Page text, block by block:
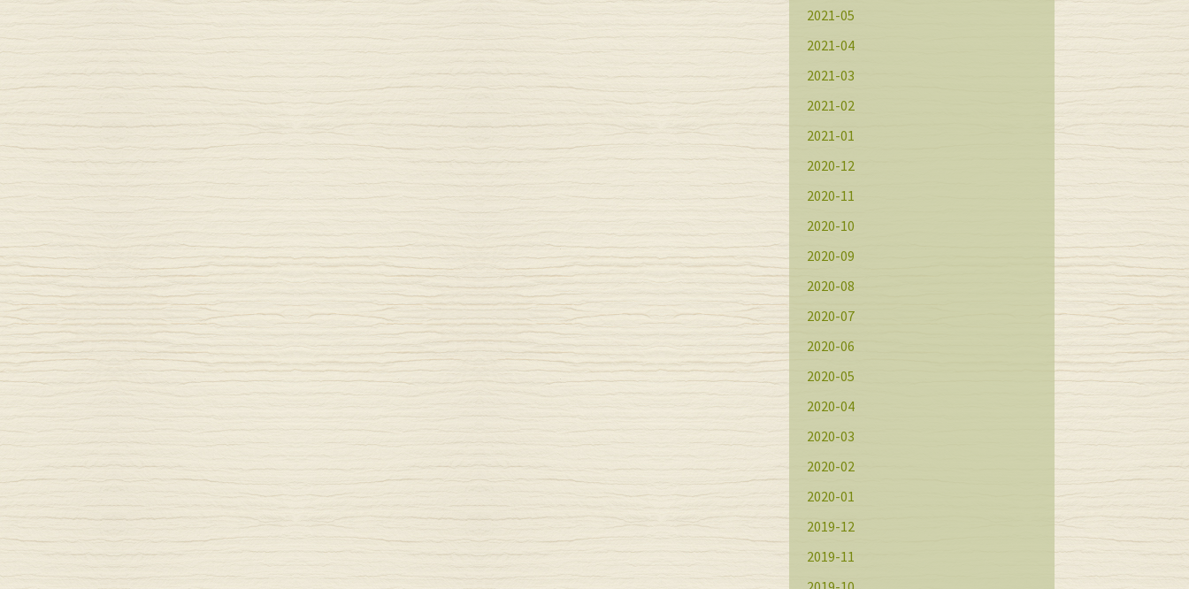
2021-05
2021-04
2021-03
2021-02
2021-01
2020-12
2020-11
2020-10
2020-09
2020-08
2020-07
2020-06
2020-05
2020-04
2020-03
2020-02
2020-01
2019-12
2019-11